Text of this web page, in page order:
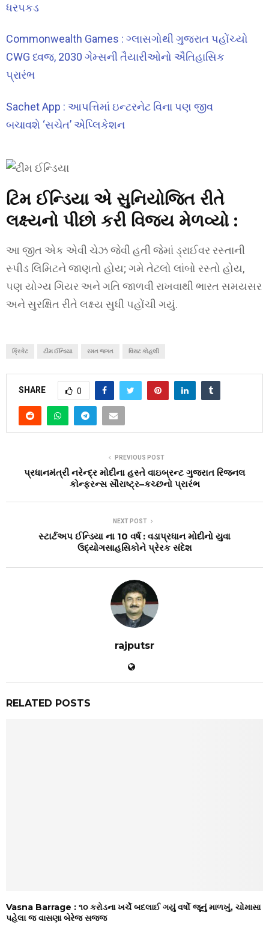
ધરપકડ
Commonwealth Games : ગ્લાસગોથી ગુજરાત પહોંચ્યો
CWG ધ્વજ, 2030 ગેમ્સની તૈયારીઓનો ઐતિહાસિક
પ્રારંભ
Sachet App : આપત્તિમાં ઇન્ટરનેટ વિના પણ જીવ
બચાવશે ‘સચેત’ એપ્લિકેશન
ટિમ ઈન્ડિયા એ સુનિયોજિત રીતે
લક્ષ્યનો પીછો કરી વિજય મેળવ્યો :
આ જીત એક એવી ચેઝ જેવી હતી જેમાં ડ્રાઈવર રસ્તાની
સ્પીડ લિમિટને જાણતો હોય; ગમે તેટલો લાંબો રસ્તો હોય,
પણ યોગ્ય ગિયર અને ગતિ જાળવી રાખવાથી ભારત સમયસર
અને સુરક્ષિત રીતે લક્ષ્ય સુધી પહોંચી ગયું.
ક્રિકેટ ટીમ ઈન્ડિયા રમત જગત વિરાટ કોહલી
SHARE 0
PREVIOUS POST
પ્રધાનમંત્રી નરેન્દ્ર મોદીના હસ્તે વાઇબ્રન્ટ ગુજરાત રિજનલ
કોન્ફરન્સ સૌરાષ્ટ્ર–કચ્છનો પ્રારંભ
NEXT POST
સ્ટાર્ટઅપ ઈન્ડિયા ના 10 વર્ષ : વડાપ્રધાન મોદીનો યુવા
ઉદ્યોગસાહસિકોને પ્રેરક સંદેશ
rajputsr
RELATED POSTS
Vasna Barrage : ૧૦ કરોડના ખર્ચે બદલાઈ ગયું વર્ષો જૂનું માળખું, ચોમાસા
પહેલા જ વાસણા બેરેજ સજ્જ